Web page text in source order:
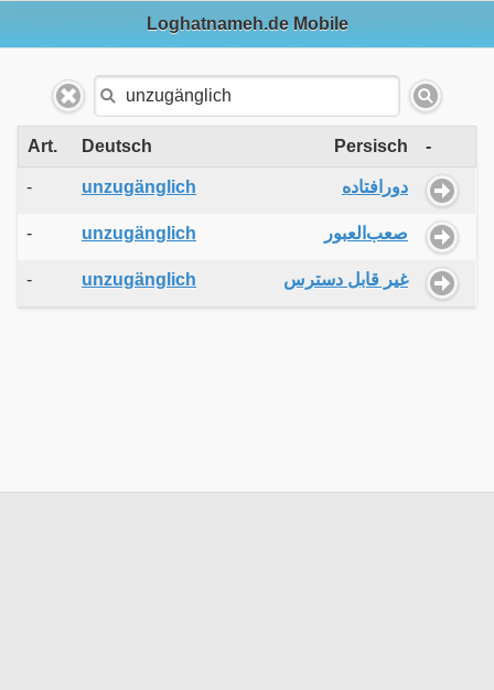
Loghatnameh.de Mobile
Art. Deutsch Persisch -
- unzugänglich دورافتاده
- unzugänglich صعب‌العبور
- unzugänglich غیر قابل دسترس